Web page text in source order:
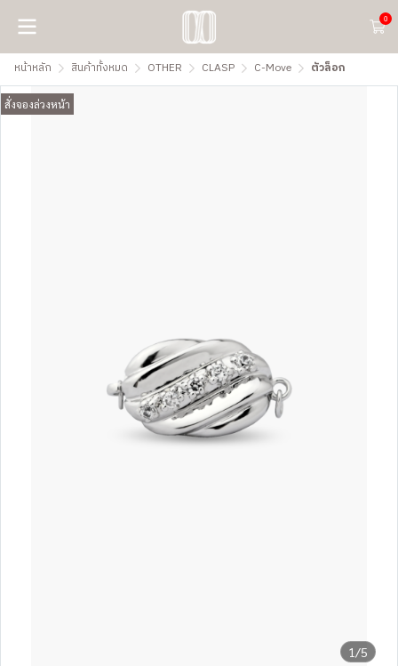
0
หน้าหลัก สินค้าทั้งหมด OTHER CLASP C-Move ตัวล็อก
1/5
สั่งจองล่วงหน้า